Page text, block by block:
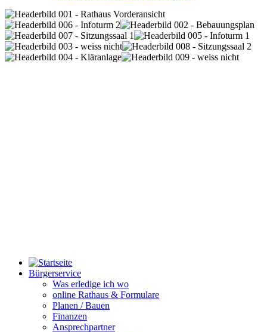
Bürgerservice
Was erledige ich wo
online Rathaus & Formulare
Planen / Bauen
Finanzen
Ansprechpartner